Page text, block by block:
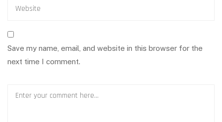
Save my name, email, and website in this browser for the
next time I comment.